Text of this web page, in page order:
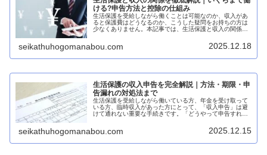
ける?申告方法と控除の仕組み
生活保護を受給しながら働くことは可能なのか、収入があ
ると保護費はどうなるのか、こうした疑問をお持ちの方は
少なくありません。本記事では、生活保護と収入の関係に
seikathuhogomanabou.com 2025.12.18
生活保護の収入申告を完全解説｜方法・期限・申
告漏れの対処法まで
生活保護を受給しながら働いている方、年金を受け取って
いる方、臨時収入があった方にとって、「収入申告」は避
けて通れない重要な手続きです。「どうやって申告すれば
seikathuhogomanabou.com 2025.12.15